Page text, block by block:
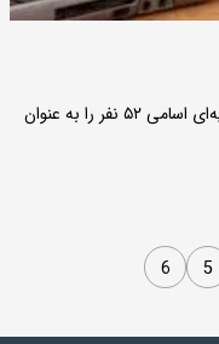
معاونت اجتماعی سازمان نظام پزشکی در اطلاعیه‌ای اسامی ۵۲ نفر را به عنوان
5
6